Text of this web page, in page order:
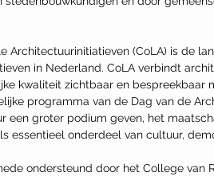
Architectuurinitiatieven (CoLA) is de
in Nederland. CoLA verbindt
kwaliteit zichtbaar en bespreekbaar
programma van de Dag van de
een groter podium geven, het
essentieel onderdeel van cultuur,
ondersteund door het College van